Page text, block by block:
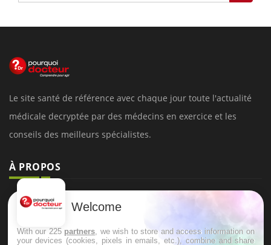
Le site santé de référence avec chaque jour toute l'actualité
médicale decryptée par des médecins en exercice et les
conseils des meilleurs spécialistes.
À PROPOS
Données personnelles et cookies
Conditions d'utilisation
Welcome
With our 225 partners , we wish to store and access information on
your devices (cookies, pixels in emails, etc.), combine and share